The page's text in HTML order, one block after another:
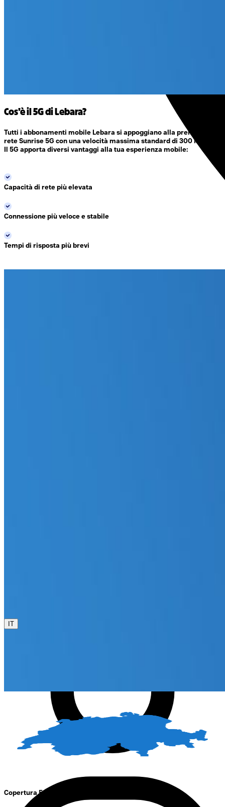
IT
Cos'è il 5G di Lebara?
Tutti i abbonamenti mobile Lebara si appoggiano alla premiata
rete Sunrise 5G con una velocità massima standard di 300 Mbit/s.
Il 5G apporta diversi vantaggi alla tua esperienza mobile:
Capacità di rete più elevata
Connessione più veloce e stabile
Tempi di risposta più brevi
Copertura 5G in Svizzera